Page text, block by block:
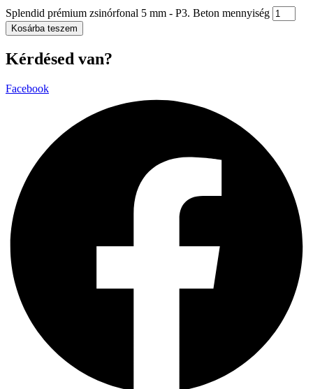
Splendid prémium zsinórfonal 5 mm - P3. Beton mennyiség
Kosárba teszem
Kérdésed van?
Facebook